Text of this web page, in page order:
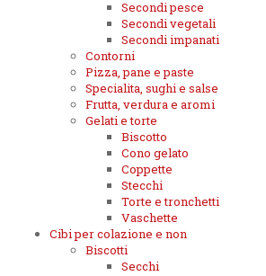
Secondi pesce
Secondi vegetali
Secondi impanati
Contorni
Pizza, pane e paste
Specialita, sughi e salse
Frutta, verdura e aromi
Gelati e torte
Biscotto
Cono gelato
Coppette
Stecchi
Torte e tronchetti
Vaschette
Cibi per colazione e non
Biscotti
Secchi